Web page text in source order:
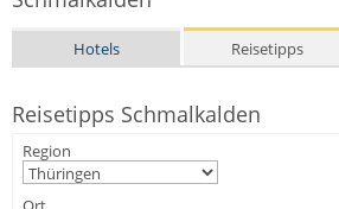
Hotels Reisetipps
Reisetipps Schmalkalden
Region